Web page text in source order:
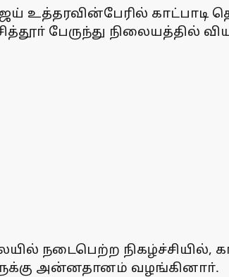
காட்பாடி
பேருந்து நிலையத்தில்
நடைபெற்ற நிகழ்ச்சியில்,
அன்னதானம் வழங்கினாா்.